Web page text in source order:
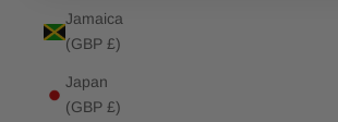
Jamaica
(GBP £)
Japan
(GBP £)